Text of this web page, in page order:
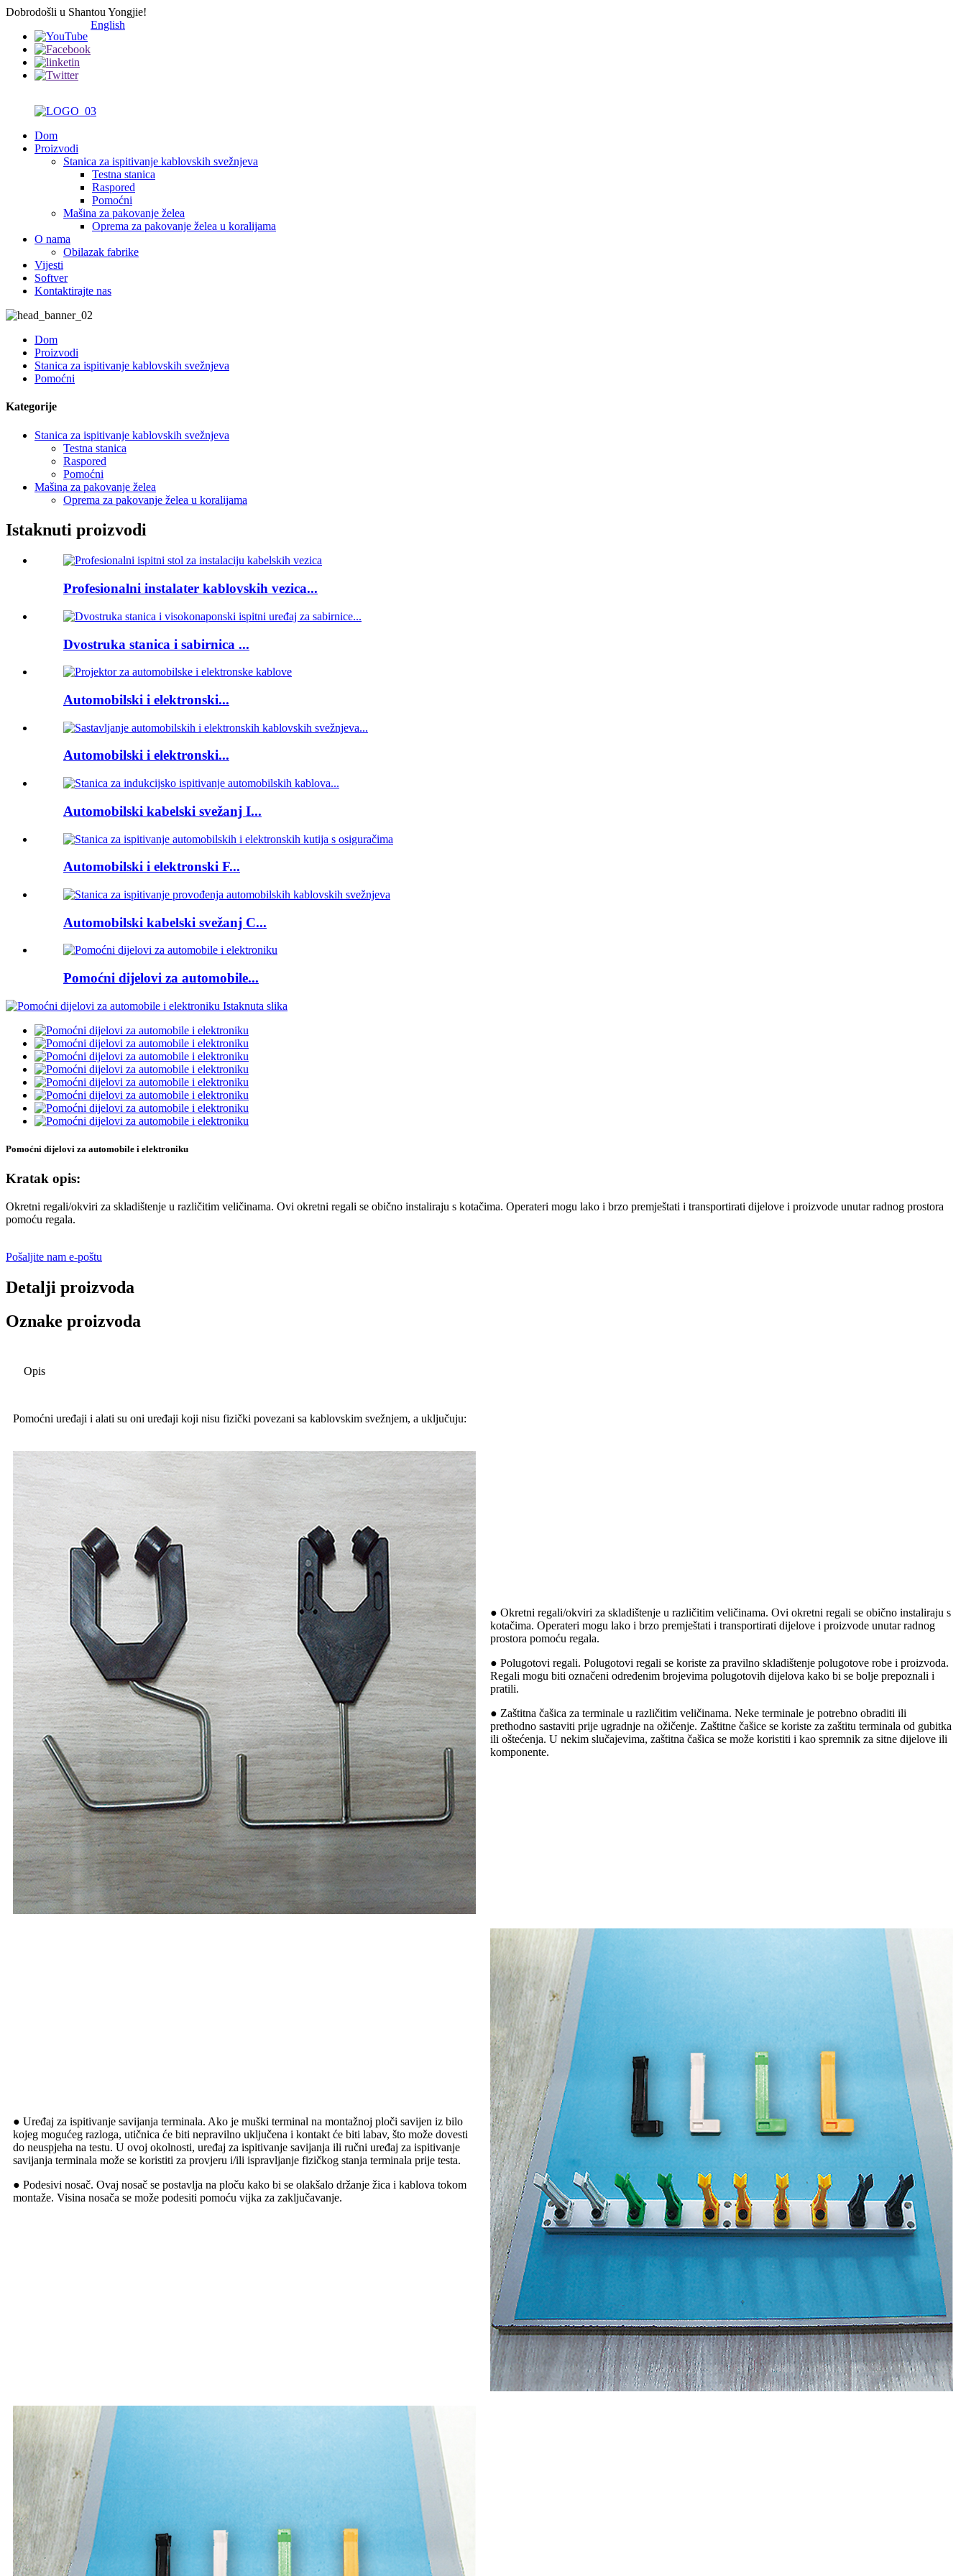
Dobrodošli u Shantou Yongjie!
English
Dom
Proizvodi
Stanica za ispitivanje kablovskih svežnjeva
Testna stanica
Raspored
Pomoćni
Mašina za pakovanje želea
Oprema za pakovanje želea u koralijama
O nama
Obilazak fabrike
Vijesti
Softver
Kontaktirajte nas
Dom
Proizvodi
Stanica za ispitivanje kablovskih svežnjeva
Pomoćni
Kategorije
Stanica za ispitivanje kablovskih svežnjeva
Testna stanica
Raspored
Pomoćni
Mašina za pakovanje želea
Oprema za pakovanje želea u koralijama
Istaknuti proizvodi
Profesionalni instalater kablovskih vezica...
Dvostruka stanica i sabirnica ...
Automobilski i elektronski...
Automobilski i elektronski...
Automobilski kabelski svežanj I...
Automobilski i elektronski F...
Automobilski kabelski svežanj C...
Pomoćni dijelovi za automobile...
Pomoćni dijelovi za automobile i elektroniku
Kratak opis:
Okretni regali/okviri za skladištenje u različitim veličinama. Ovi okretni regali se obično instaliraju s kotačima. Operateri mogu lako i brzo premještati i transportirati dijelove i proizvode unutar radnog prostora
pomoću regala.
Pošaljite nam e-poštu
Detalji proizvoda
Oznake proizvoda
Opis
Pomoćni uređaji i alati su oni uređaji koji nisu fizički povezani sa kablovskim svežnjem, a uključuju:
● Okretni regali/okviri za skladištenje u različitim veličinama. Ovi okretni regali se obično instaliraju s
kotačima. Operateri mogu lako i brzo premještati i transportirati dijelove i proizvode unutar radnog
prostora pomoću regala.
● Polugotovi regali. Polugotovi regali se koriste za pravilno skladištenje polugotove robe i proizvoda.
Regali mogu biti označeni određenim brojevima polugotovih dijelova kako bi se bolje prepoznali i
pratili.
● Zaštitna čašica za terminale u različitim veličinama. Neke terminale je potrebno obraditi ili
prethodno sastaviti prije ugradnje na ožičenje. Zaštitne čašice se koriste za zaštitu terminala od gubitka
ili oštećenja. U nekim slučajevima, zaštitna čašica se može koristiti i kao spremnik za sitne dijelove ili
komponente.
● Uređaj za ispitivanje savijanja terminala. Ako je muški terminal na montažnoj ploči savijen iz bilo
kojeg mogućeg razloga, utičnica će biti nepravilno uključena i kontakt će biti labav, što može dovesti
do neuspjeha na testu. U ovoj okolnosti, uređaj za ispitivanje savijanja ili ručni uređaj za ispitivanje
savijanja terminala može se koristiti za provjeru i/ili ispravljanje fizičkog stanja terminala prije testa.
● Podesivi nosač. Ovaj nosač se postavlja na ploču kako bi se olakšalo držanje žica i kablova tokom
montaže. Visina nosača se može podesiti pomoću vijka za zaključavanje.